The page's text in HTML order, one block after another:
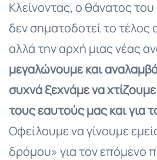
Κλείνοντας, ο θάνατος
δεν σηματοδοτεί το τέλος
αλλά την αρχή μιας νέας
μεγαλώνουμε και
συχνά ξεχνάμε να
τους εαυτούς μας και για
Οφείλουμε να γίνουμε
δρόμου» για τον επόμενο